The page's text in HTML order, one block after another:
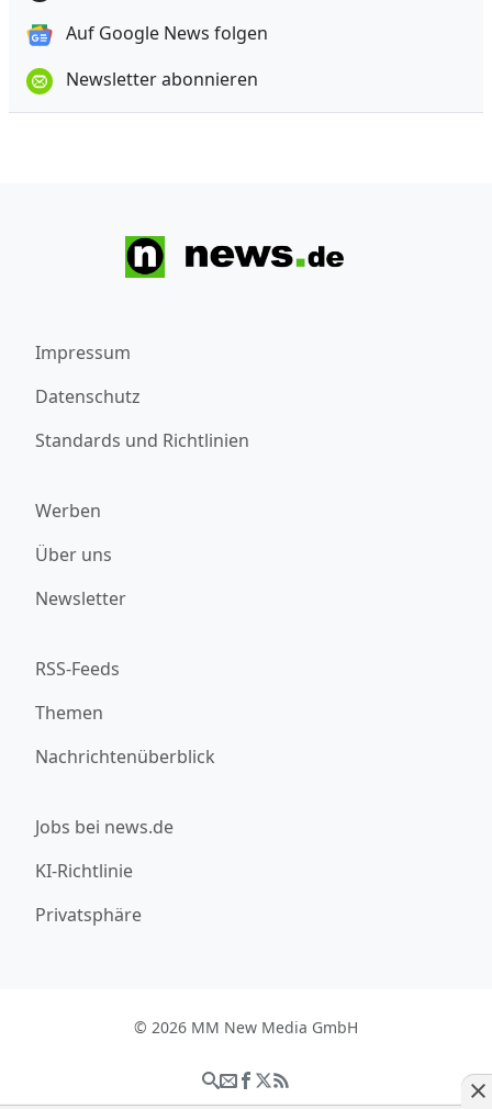
Auf Google News folgen
Newsletter abonnieren
Impressum
Datenschutz
Standards und Richtlinien
Werben
Über uns
Newsletter
RSS-Feeds
Themen
Nachrichtenüberblick
Jobs bei news.de
KI-Richtlinie
Privatsphäre
© 2026 MM New Media GmbH